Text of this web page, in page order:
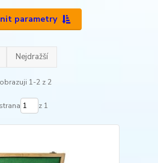
parametry
Nejdražší
1-2 z 2
strana z 1